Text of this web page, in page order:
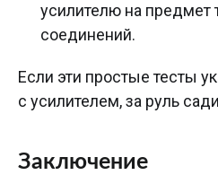
усилителю на предмет
соединений.
Если эти простые тесты
с усилителем, за руль
Заключение